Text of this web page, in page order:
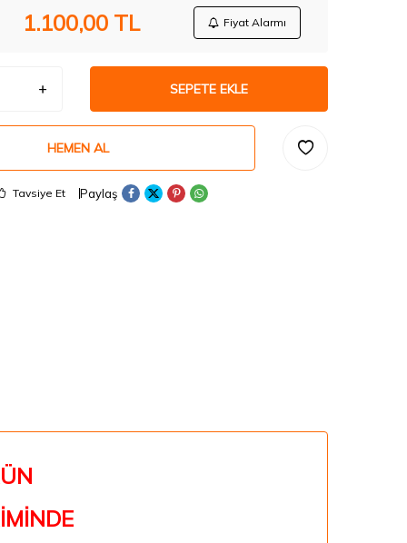
1.100,00 TL Fiyat Alarmı
SEPETE EKLE
HEMEN AL
Tavsiye Et Paylaş